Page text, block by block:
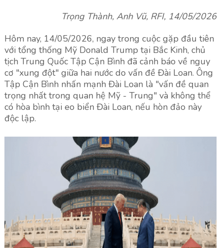
Trọng Thành, Anh Vũ, RFI, 14/05/2026
Hôm nay, 14/05/2026, ngay trong cuộc gặp đầu tiên
với tổng thống Mỹ Donald Trump tại Bắc Kinh, chủ
tịch Trung Quốc Tập Cận Bình đã cảnh báo về nguy
cơ "xung đột" giữa hai nước do vấn đề Đài Loan. Ông
Tập Cận Bình nhấn mạnh Đài Loan là "vấn đề quan
trọng nhất trong quan hệ Mỹ - Trung" và không thể
có hòa bình tại eo biển Đài Loan, nếu hòn đảo này
độc lập.